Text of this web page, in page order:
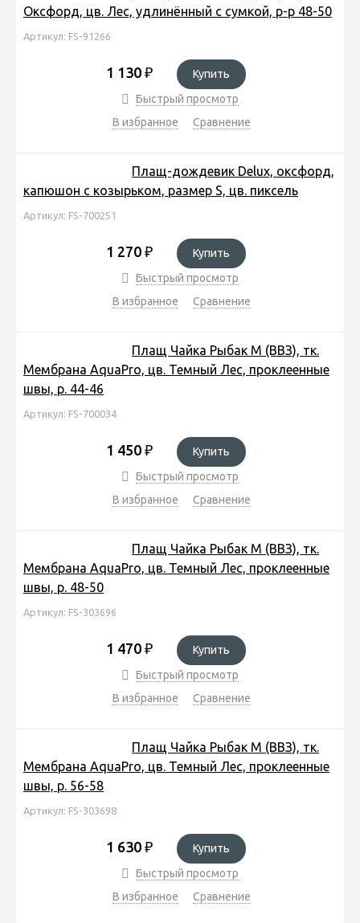
Оксфорд, цв. Лес, удлинённый с сумкой, р-р 48-50
Артикул: FS-91266
1 130 ₽
Купить
Быстрый просмотр
В избранное
Сравнение
Плащ-дождевик Delux, оксфорд,
капюшон с козырьком, размер S, цв. пиксель
Артикул: FS-700251
1 270 ₽
Купить
Быстрый просмотр
В избранное
Сравнение
Плащ Чайка Рыбак М (ВВЗ), тк.
Мембрана AquaPro, цв. Темный Лес, проклеенные
швы, р. 44-46
Артикул: FS-700034
1 450 ₽
Купить
Быстрый просмотр
В избранное
Сравнение
Плащ Чайка Рыбак М (ВВЗ), тк.
Мембрана AquaPro, цв. Темный Лес, проклеенные
швы, р. 48-50
Артикул: FS-303696
1 470 ₽
Купить
Быстрый просмотр
В избранное
Сравнение
Плащ Чайка Рыбак М (ВВЗ), тк.
Мембрана AquaPro, цв. Темный Лес, проклеенные
швы, р. 56-58
Артикул: FS-303698
1 630 ₽
Купить
Быстрый просмотр
В избранное
Сравнение